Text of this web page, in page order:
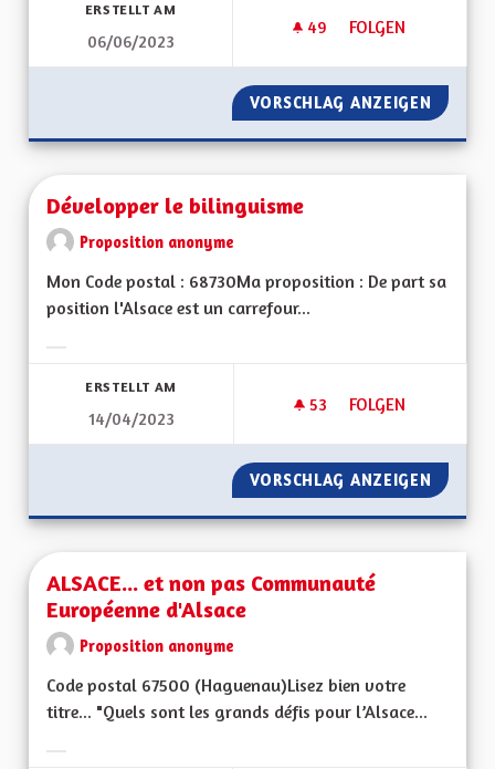
ERSTELLT AM
06/06/2023
49 49 FOLLOWER
FOLGEN
INSTAURATION DE
VORSCHLAG ANZEIGEN
Développer le bilinguisme
Proposition anonyme
Mon Code postal : 68730Ma proposition : De part sa
position l'Alsace est un carrefour...
ERSTELLT AM
14/04/2023
53 53 FOLLOWER
FOLGEN
DÉVELOPPER LE
VORSCHLAG ANZEIGEN
ALSACE... et non pas Communauté
Européenne d'Alsace
Proposition anonyme
Code postal 67500 (Haguenau)Lisez bien votre
titre... "Quels sont les grands défis pour l’Alsace...